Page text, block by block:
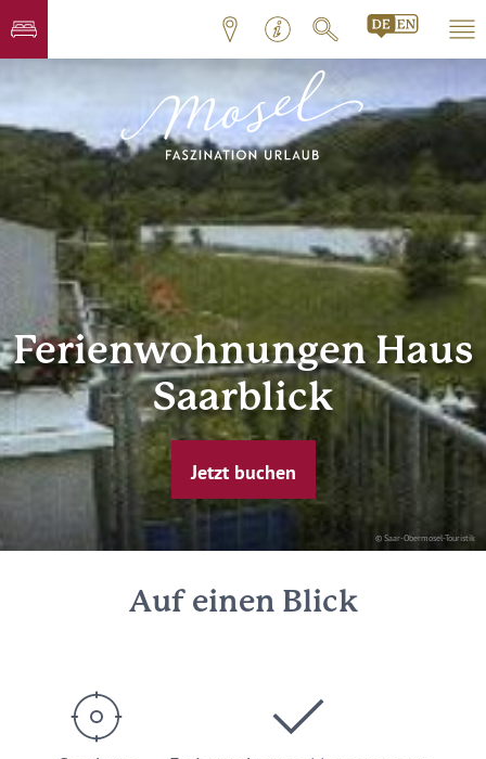
© Saar-Obermosel-Touristik
Ferienwohnungen Haus
Saarblick
Jetzt buchen
Auf einen Blick